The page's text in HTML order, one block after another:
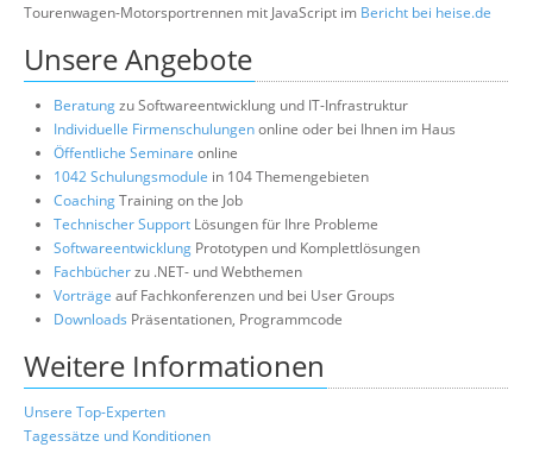
Tourenwagen-Motorsportrennen mit JavaScript im Bericht bei heise.de
Unsere Angebote
Beratungzu Softwareentwicklung und IT-Infrastruktur
Individuelle Firmenschulungenonline oder bei Ihnen im Haus
Öffentliche Seminare online
1042 Schulungsmodule in 104 Themengebieten
CoachingTraining on the Job
Technischer Support Lösungen für Ihre Probleme
Softwareentwicklung Prototypen und Komplettlösungen
Fachbücherzu .NET- und Webthemen
Vorträge auf Fachkonferenzen und bei User Groups
Downloads Präsentationen, Programmcode
Weitere Informationen
Unsere Top-Experten
Tagessätze und Konditionen